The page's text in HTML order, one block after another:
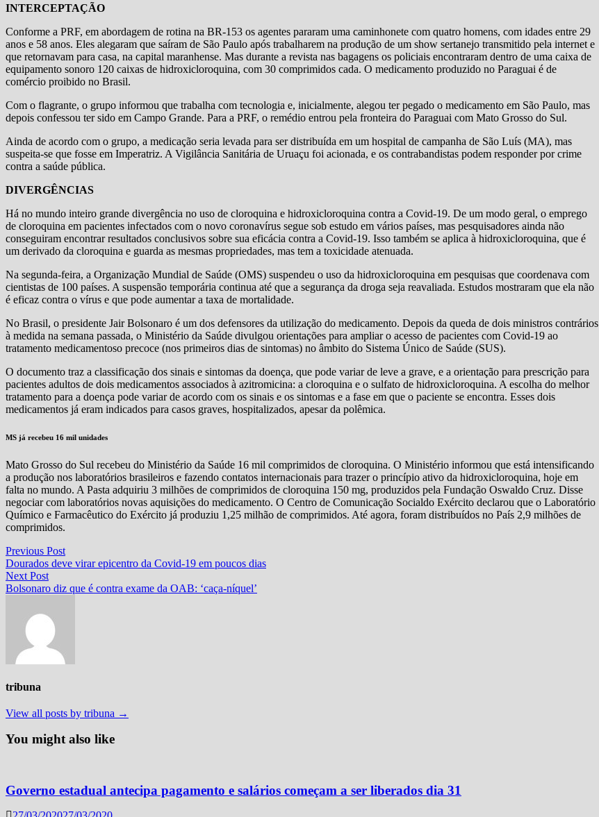
INTERCEPTAÇÃO
Conforme a PRF, em abordagem de rotina na BR-153 os agentes pararam uma caminhonete com quatro homens, com idades entre 29
anos e 58 anos. Eles alegaram que saíram de São Paulo após trabalharem na produção de um show sertanejo transmitido pela internet e
que retornavam para casa, na capital maranhense. Mas durante a revista nas bagagens os policiais encontraram dentro de uma caixa de
equipamento sonoro 120 caixas de hidroxicloroquina, com 30 comprimidos cada. O medicamento produzido no Paraguai é de
comércio proibido no Brasil.
Com o flagrante, o grupo informou que trabalha com tecnologia e, inicialmente, alegou ter pegado o medicamento em São Paulo, mas
depois confessou ter sido em Campo Grande. Para a PRF, o remédio entrou pela fronteira do Paraguai com Mato Grosso do Sul.
Ainda de acordo com o grupo, a medicação seria levada para ser distribuída em um hospital de campanha de São Luís (MA), mas
suspeita-se que fosse em Imperatriz. A Vigilância Sanitária de Uruaçu foi acionada, e os contrabandistas podem responder por crime
contra a saúde pública.
DIVERGÊNCIAS
Há no mundo inteiro grande divergência no uso de cloroquina e hidroxicloroquina contra a Covid-19. De um modo geral, o emprego
de cloroquina em pacientes infectados com o novo coronavírus segue sob estudo em vários países, mas pesquisadores ainda não
conseguiram encontrar resultados conclusivos sobre sua eficácia contra a Covid-19. Isso também se aplica à hidroxicloroquina, que é
um derivado da cloroquina e guarda as mesmas propriedades, mas tem a toxicidade atenuada.
Na segunda-feira, a Organização Mundial de Saúde (OMS) suspendeu o uso da hidroxicloroquina em pesquisas que coordenava com
cientistas de 100 países. A suspensão temporária continua até que a segurança da droga seja reavaliada. Estudos mostraram que ela não
é eficaz contra o vírus e que pode aumentar a taxa de mortalidade.
No Brasil, o presidente Jair Bolsonaro é um dos defensores da utilização do medicamento. Depois da queda de dois ministros contrários
à medida na semana passada, o Ministério da Saúde divulgou orientações para ampliar o acesso de pacientes com Covid-19 ao
tratamento medicamentoso precoce (nos primeiros dias de sintomas) no âmbito do Sistema Único de Saúde (SUS).
O documento traz a classificação dos sinais e sintomas da doença, que pode variar de leve a grave, e a orientação para prescrição para
pacientes adultos de dois medicamentos associados à azitromicina: a cloroquina e o sulfato de hidroxicloroquina. A escolha do melhor
tratamento para a doença pode variar de acordo com os sinais e os sintomas e a fase em que o paciente se encontra. Esses dois
medicamentos já eram indicados para casos graves, hospitalizados, apesar da polêmica.
MS já recebeu 16 mil unidades
Mato Grosso do Sul recebeu do Ministério da Saúde 16 mil comprimidos de cloroquina. O Ministério informou que está intensificando
a produção nos laboratórios brasileiros e fazendo contatos internacionais para trazer o princípio ativo da hidroxicloroquina, hoje em
falta no mundo. A Pasta adquiriu 3 milhões de comprimidos de cloroquina 150 mg, produzidos pela Fundação Oswaldo Cruz. Disse
negociar com laboratórios novas aquisições do medicamento. O Centro de Comunicação Socialdo Exército declarou que o Laboratório
Químico e Farmacêutico do Exército já produziu 1,25 milhão de comprimidos. Até agora, foram distribuídos no País 2,9 milhões de
comprimidos.
Navegação
de
Post
Previous PostPrevious
post:
Dourados deve virar epicentro da Covid-19 em poucos dias
Next PostNext
post:
Bolsonaro diz que é contra exame da OAB: ‘caça-níquel’
tribuna
View all posts by tribuna →
You might also like
Governo estadual antecipa pagamento e salários começam a ser liberados dia 31